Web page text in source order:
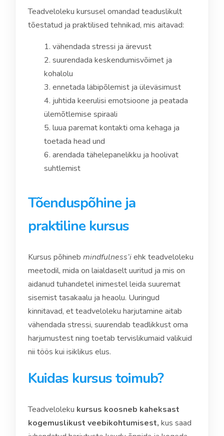
Teadveloleku kursusel omandad teaduslikult
tõestatud ja praktilised tehnikad, mis aitavad:
vähendada stressi ja ärevust
suurendada keskendumisvõimet ja
kohalolu
ennetada läbipõlemist ja üleväsimust
juhtida keerulisi emotsioone ja peatada
ülemõtlemise spiraali
luua paremat kontakti oma kehaga ja
toetada head und
arendada tähelepanelikku ja hoolivat
suhtlemist
Tõenduspõhine ja
praktiline kursus
Kursus põhineb mindfulness’iehk teadveloleku
meetodil, mida on laialdaselt uuritud ja mis on
aidanud tuhandetel inimestel leida suuremat
sisemist tasakaalu ja heaolu. Uuringud
kinnitavad, et teadveloleku harjutamine aitab
vähendada stressi, suurendab teadlikkust oma
harjumustest ning toetab tervislikumaid valikuid
nii töös kui isiklikus elus.
Kuidas kursus toimub?
Teadveloleku kursus koosneb kaheksast
kogemuslikust veebikohtumisest, kus saad